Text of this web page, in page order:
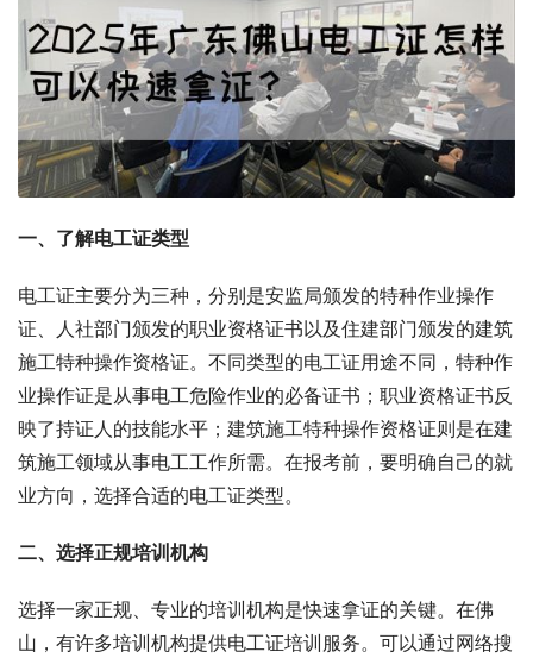
一、了解电工证类型
电工证主要分为三种，分别是安监局颁发的特种作业操作
证、人社部门颁发的职业资格证书以及住建部门颁发的建筑
施工特种操作资格证。不同类型的电工证用途不同，特种作
业操作证是从事电工危险作业的必备证书；职业资格证书反
映了持证人的技能水平；建筑施工特种操作资格证则是在建
筑施工领域从事电工工作所需。在报考前，要明确自己的就
业方向，选择合适的电工证类型。
二、选择正规培训机构
选择一家正规、专业的培训机构是快速拿证的关键。在佛
山，有许多培训机构提供电工证培训服务。可以通过网络搜